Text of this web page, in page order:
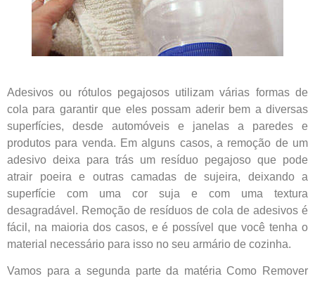
Adesivos ou rótulos pegajosos utilizam várias formas de
cola para garantir que eles possam aderir bem a diversas
superfícies, desde automóveis e janelas a paredes e
produtos para venda. Em alguns casos, a remoção de um
adesivo deixa para trás um resíduo pegajoso que pode
atrair poeira e outras camadas de sujeira, deixando a
superfície com uma cor suja e com uma textura
desagradável. Remoção de resíduos de cola de adesivos é
fácil, na maioria dos casos, e é possível que você tenha o
material necessário para isso no seu armário de cozinha.
Vamos para a segunda parte da matéria Como Remover